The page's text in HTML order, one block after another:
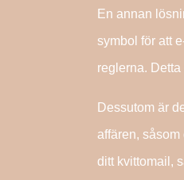
En annan
symbol för att
reglerna.
Dessutom är
affären,
ditt kvittomail,